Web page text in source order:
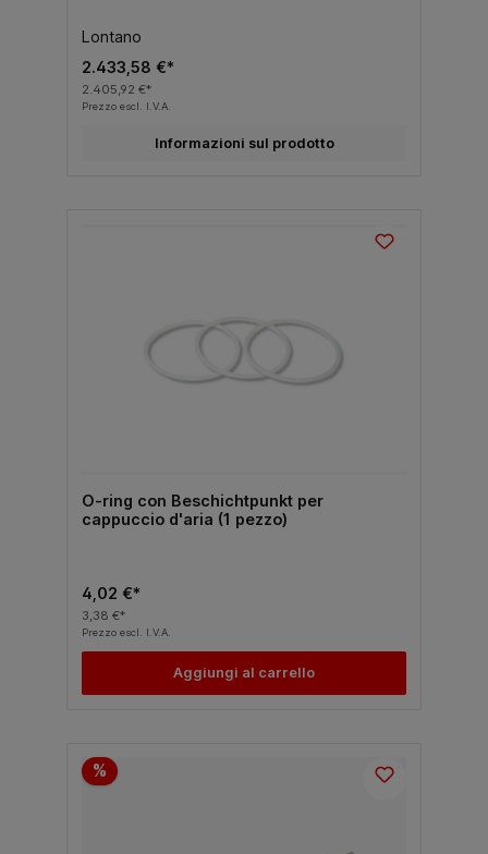
Lontano
2.433,58 €*
2.405,92 €*
Prezzo escl. I.V.A.
Informazioni sul prodotto
O-ring con Beschichtpunkt per
cappuccio d'aria (1 pezzo)
4,02 €*
3,38 €*
Prezzo escl. I.V.A.
Aggiungi al carrello
%